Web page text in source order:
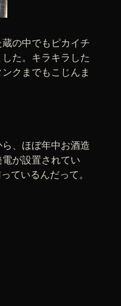
の中でもピカイチ
た。キラキラした
クまでもこじんま
、ほぼ年中お酒造
が設置されてい
ているんだって。